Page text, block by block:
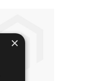
×